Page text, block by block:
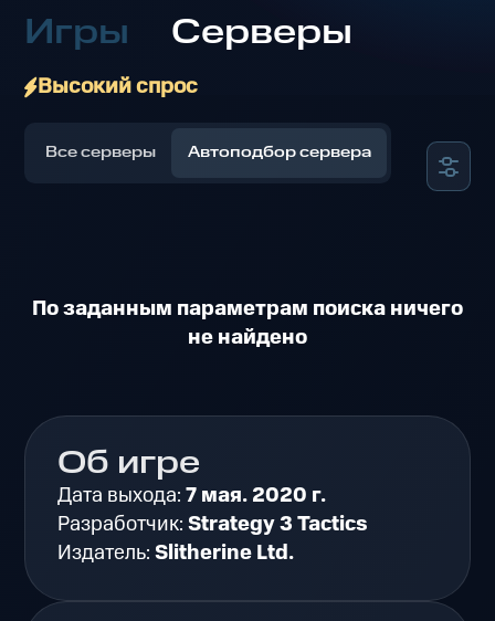
Игры Серверы
Высокий спрос
Все серверы Автоподбор сервера
По заданным параметрам поиска ничего
не найдено
Об игре
Дата выхода:7 мая. 2020 г.
Разработчик:Strategy 3 Tactics
Издатель:Slitherine Ltd.